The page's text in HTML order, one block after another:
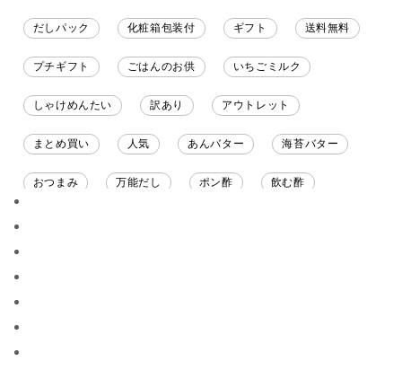
だしパック 化粧箱包装付 ギフト 送料無料
プチギフト ごはんのお供 いちごミルク
しゃけめんたい 訳あり アウトレット
まとめ買い 人気 あんバター 海苔バター
おつまみ 万能だし ポン酢 飲む酢